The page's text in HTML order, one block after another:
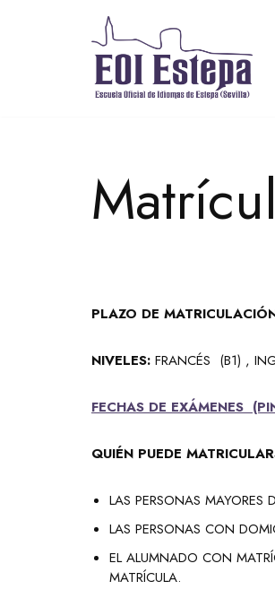
PLAZO DE
NIVELES: FRANCÉS (B1) ,
FECHAS DE EXÁMENES
QUIÉN PUEDE
LAS PERSONAS
LAS PERSONAS CON
EL ALUMNADO CON
MATRÍCULA.